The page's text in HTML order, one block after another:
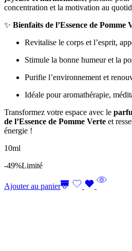
concentration et la motivation au
✨ Bienfaits de l’Essence de Pomme
Revitalise le corps et l’esprit,
Stimule la bonne humeur et la
Purifie l’environnement et
Idéale pour aromathérapie,
Transformez votre espace avec le
de l’Essence de Pomme Verte et
énergie !
10ml
-49%Limité
Ajouter au panier